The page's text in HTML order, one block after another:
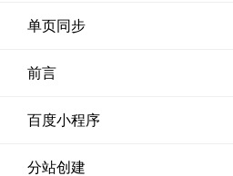
单页同步
前言
百度小程序
分站创建